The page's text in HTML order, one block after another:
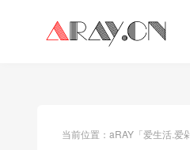
当前位置： aRAY「爱生活.爱